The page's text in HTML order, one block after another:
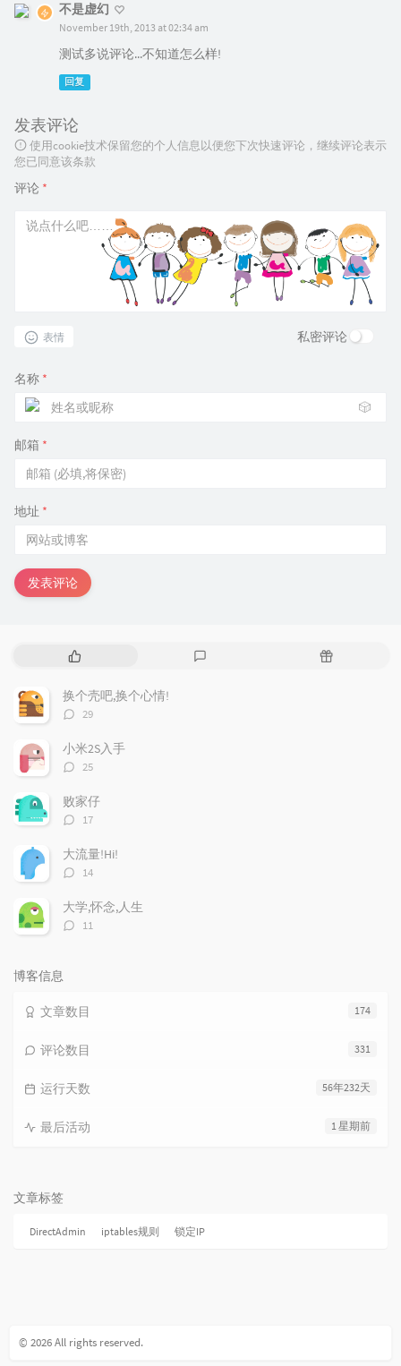
不是虚幻
November 19th, 2013 at 02:34 am
测试多说评论...不知道怎么样!
回复
发表评论
使用cookie技术保留您的个人信息以便您下次快速评论，继续评论表示
您已同意该条款
评论 *
表情 私密评论
名称 *
🎲
邮箱 *
地址 *
发表评论
热
文
章
随
换个壳吧,换个心情!
评
数：
29
小米2S入手
评
数：
25
败家仔
评
数：
17
大流量!Hi!
评
数：
14
大学,怀念,人生
评
11
博客信息
174
文章数目
331
评论数目
56年232天
运行天数
1 星期前
最后活动
文章标签
DirectAdmin iptables规则 锁定IP
© 2026 All rights reserved.